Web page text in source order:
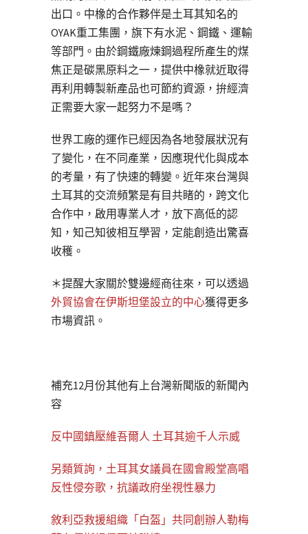
出口。中橡的合作夥伴是土耳其知名的
OYAK重工集團，旗下有水泥、鋼鐵、運輸
等部門。由於鋼鐵廠煉鋼過程所產生的煤
焦正是碳黑原料之一，提供中橡就近取得
再利用轉製新產品也可節約資源，拚經濟
正需要大家一起努力不是嗎？
世界工廠的運作已經因為各地發展狀況有
了變化，在不同產業，因應現代化與成本
的考量，有了快速的轉變。近年來台灣與
土耳其的交流頻繁是有目共睹的，跨文化
合作中，啟用專業人才，放下高低的認
知，知己知彼相互學習，定能創造出驚喜
收穫。
＊提醒大家關於雙邊經商往來，可以透過
外貿協會在伊斯坦堡設立的中心獲得更多
市場資訊。
補充12月份其他有上台灣新聞版的新聞內
容
反中國鎮壓維吾爾人 土耳其逾千人示威
另類質詢，土耳其女議員在國會殿堂高唱
反性侵夯歌，抗議政府坐視性暴力
敘利亞救援組織「白盔」共同創辦人勒梅